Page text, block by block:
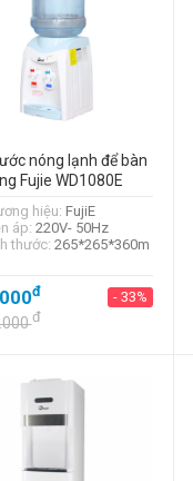
nóng lạnh để bàn
Fujie WD1080E
hiệu: FujiE
áp: 220V- 50Hz
thước: 265*265*360m
đ - 33%
đ